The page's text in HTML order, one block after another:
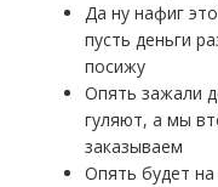
Да ну нафиг
пусть деньги
посижу
Опять зажали
гуляют, а мы
заказываем
Опять будет